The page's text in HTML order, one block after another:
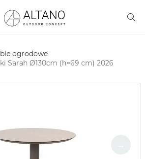
ogrodowe
Sarah Ø130cm (h=69 cm) 2026